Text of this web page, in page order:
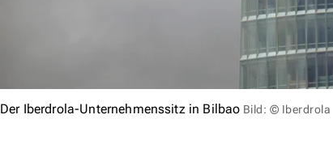
Der Iberdrola-Unternehmenssitz in Bilbao Bild: © Iberdrola